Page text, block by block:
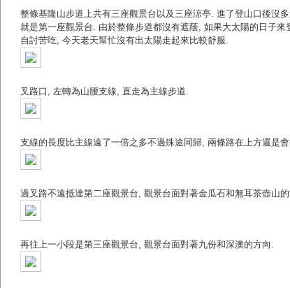
整條基隆山步道上共有三座觀景台以及三座涼亭. 進了登山口後沒
就是第一座觀景台. 由於整條步道都沒有遮蔭, 如果大太陽的日子來
自討苦吃, 今天老天幫忙沒有出太陽走起來比較舒服.
叉路口, 左轉為山腰支線, 直走為主線步道.
支線的長度比主線遠了一倍之多不過殊途同歸, 兩條路在上方還是
過叉路不遠抵達第二座觀景台, 觀景台面對著金瓜石和無耳茶壺山
再往上一小段是第三座觀景台, 觀景台面對著九份和深澳的方向.